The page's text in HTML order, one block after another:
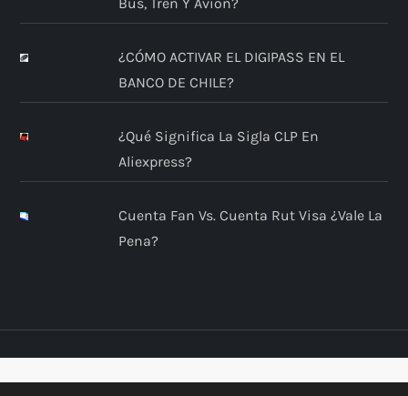
¿CÓMO ACTIVAR EL DIGIPASS EN EL
BANCO DE CHILE?
¿Qué Significa La Sigla CLP En
Aliexpress?
Cuenta Fan Vs. Cuenta Rut Visa ¿Vale La
Pena?